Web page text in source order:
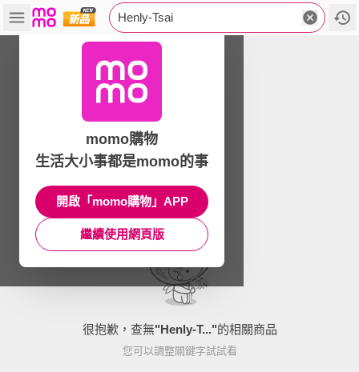
Henly-Tsai
很抱歉，查無"Henly-T..."的相關商品
您可以調整關鍵字試試看
momo購物
生活大小事都是momo的事
開啟「momo購物」APP
繼續使用網頁版